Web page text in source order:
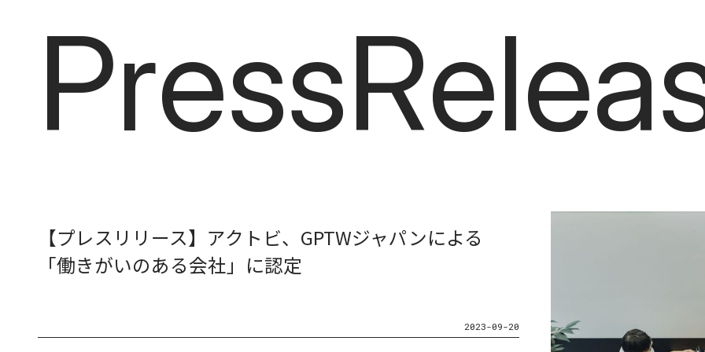
Press
PressPress
Relea
【プレスリリース】アクトビ、GPTWジャパンによる
「働きがいのある会社」に認定
2023-09-20